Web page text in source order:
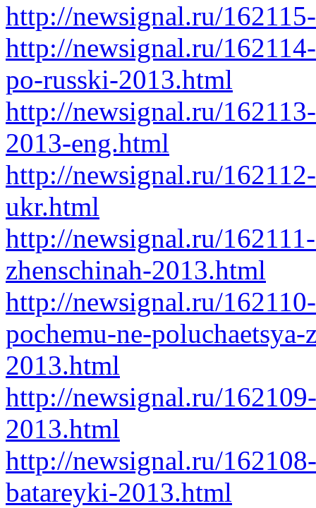
http://newsignal.ru/
http://newsignal.ru/
po-russki-2013.html
http://newsignal.ru/
2013-eng.html
http://newsignal.ru/
ukr.html
http://newsignal.ru/
zhenschinah-2013.html
http://newsignal.ru/
pochemu-ne-
2013.html
http://newsignal.ru/
2013.html
http://newsignal.ru/
batareyki-2013.html